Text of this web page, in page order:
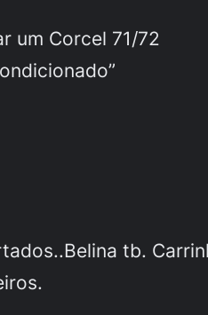
um Corcel 71/72
tb.